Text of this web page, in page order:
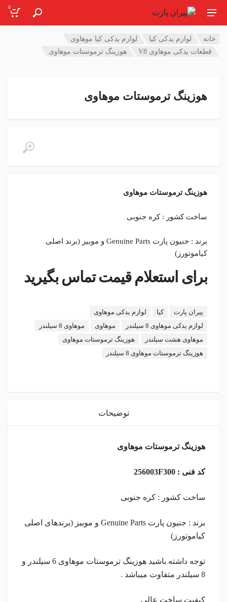
0
خانه لوازم یدکی کیا
لوازم یدکی کیا موهاوی
قطعات یدکی موهاوی V8
هوزینگ ترموستات موهاوی
هوزینگ ترموستات موهاوی
هوزینگ ترموستات موهاوی
ساخت کشور : کره جنوبی
برند : جنیون پارت Genuine Parts و موبیز (برند اصلی
کیاموتورز)
برای استعلام قیمت تماس بگیرید
برچسب:
پیران پارت کیا
لوازم یدکی موهاوی
لوازم یدکی موهاوی 8 سیلندر
موهاوی
موهاوی 8 سیلندر
موهاوی هشت سیلندر
هوزینگ ترموستات موهاوی
هوزینگ ترموستات موهاوی 8 سیلندر
توضیحات
هوزینگ ترموستات موهاوی
کد فنی : 256003F300
ساخت کشور : کره جنوبی
برند : جنیون پارت Genuine Parts و موبیز (برندهای اصلی
کیاموتورز)
توجه داشته باشید هوزینگ ترموستات موهاوی 6 سیلندر و
8 سیلندر متفاوت میباشد .
کیفیت ساخت عالی